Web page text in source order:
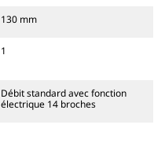
130 mm
1
Débit standard avec fonction
électrique 14 broches